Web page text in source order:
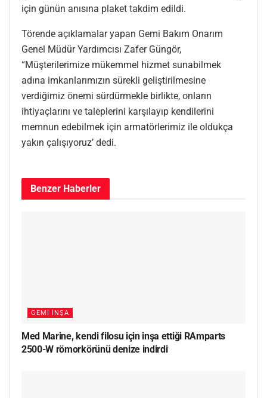
için günün anısına plaket takdim edildi.
Törende açıklamalar yapan Gemi Bakım Onarım
Genel Müdür Yardımcısı Zafer Güngör,
“Müşterilerimize mükemmel hizmet sunabilmek
adına imkanlarımızın sürekli geliştirilmesine
verdiğimiz önemi sürdürmekle birlikte, onların
ihtiyaçlarını ve taleplerini karşılayıp kendilerini
memnun edebilmek için armatörlerimiz ile oldukça
yakın çalışıyoruz’ dedi.
Benzer Haberler
GEMI İNŞA
Med Marine, kendi filosu için inşa ettiği RAmparts
2500-W römorkörünü denize indirdi